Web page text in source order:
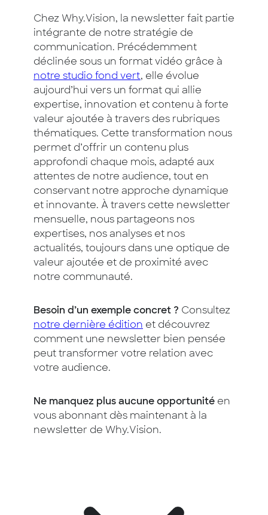
Chez Why.Vision, la newsletter fait partie
intégrante de notre stratégie de
communication. Précédemment
déclinée sous un format vidéo grâce à
notre studio fond vert, elle évolue
aujourd’hui vers un format qui allie
expertise, innovation et contenu à forte
valeur ajoutée à travers des rubriques
thématiques. Cette transformation nous
permet d’offrir un contenu plus
approfondi chaque mois, adapté aux
attentes de notre audience, tout en
conservant notre approche dynamique
et innovante. À travers cette newsletter
mensuelle, nous partageons nos
expertises, nos analyses et nos
actualités, toujours dans une optique de
valeur ajoutée et de proximité avec
notre communauté.
Besoin d’un exemple concret ? Consultez
notre dernière édition et découvrez
comment une newsletter bien pensée
peut transformer votre relation avec
votre audience.
Ne manquez plus aucune opportunité en
vous abonnant dès maintenant à la
newsletter de Why.Vision.